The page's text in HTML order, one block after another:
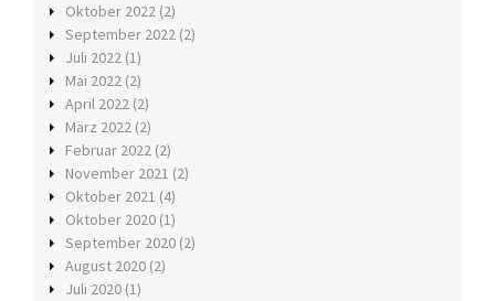
Oktober 2022 (2)
September 2022 (2)
Juli 2022 (1)
Mai 2022 (2)
April 2022 (2)
März 2022 (2)
Februar 2022 (2)
November 2021 (2)
Oktober 2021 (4)
Oktober 2020 (1)
September 2020 (2)
August 2020 (2)
Juli 2020 (1)